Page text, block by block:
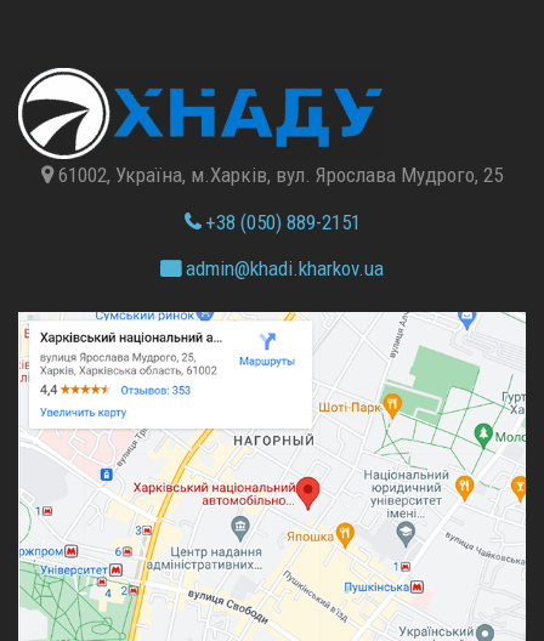
61002, Україна, м.Харків, вул. Ярослава Мудрого, 25
+38 (050) 889-2151
admin@khadi.kharkov.ua